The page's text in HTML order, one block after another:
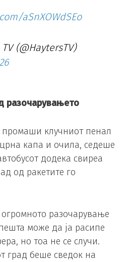
aSnXOWdSEo
(@HaytersTV)
разочарувањето
промаши клучниот пенал
капа и очила, седеше
додека свиреа
од ракетите го
разочарување
може да ја расипе
но тоа не се случи.
град беше сведок на